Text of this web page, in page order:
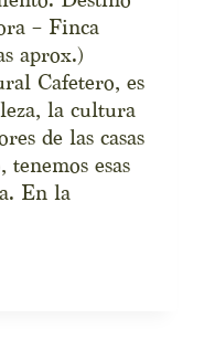
– Finca
aprox.)
Cafetero, es
la cultura
de las casas
tenemos esas
En la